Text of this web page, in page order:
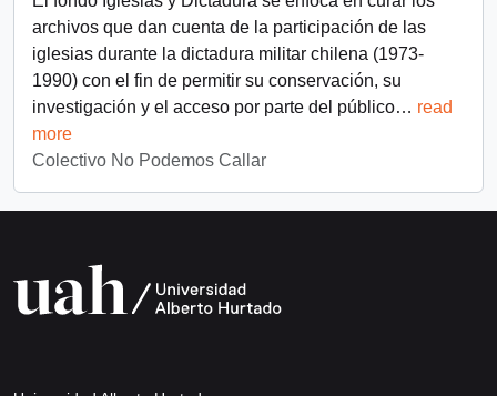
archivos que dan cuenta de la participación de las
iglesias durante la dictadura militar chilena (1973-
1990) con el fin de permitir su conservación, su
investigación y el acceso por parte del público… read
more
Colectivo No Podemos Callar